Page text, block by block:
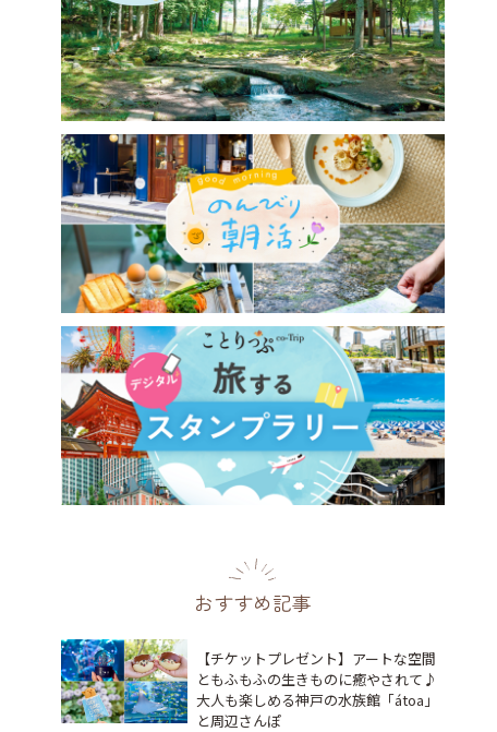
おすすめ記事
【チケットプレゼント】アートな空間
ともふもふの生きものに癒やされて♪
大人も楽しめる神戸の水族館「átoa」
と周辺さんぽ